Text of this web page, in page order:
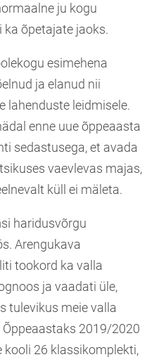
ju kogu
ka õpetajate jaoks.
esimehena
ja elanud nii
lahenduste leidmisele.
enne uue õppeaasta
sedastusega, et avada
vaevlevas majas,
küll ei mäleta.
haridusvõrgu
Arengukava
tookord ka valla
ja vaadati üle,
tulevikus meie valla
2019/2020
kooli 26 klassikomplekti,